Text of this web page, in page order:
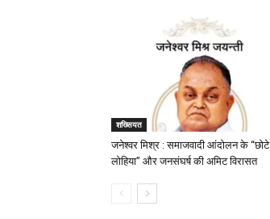
शख्सियत
जनेश्वर मिश्र : समाजवादी आंदोलन के “छोटे
लोहिया” और जनसंघर्ष की अमिट विरासत